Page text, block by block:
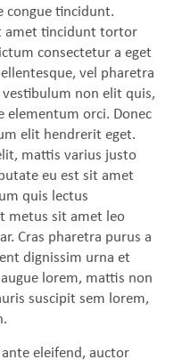
congue tincidunt.
amet tincidunt tortor
consectetur a eget
vel pharetra
non elit quis,
elementum orci. Donec
elit hendrerit eget.
mattis varius justo
eu est sit amet
quis lectus
metus sit amet leo
Cras pharetra purus a
dignissim urna et
lorem, mattis non
suscipit sem lorem,
eleifend, auctor